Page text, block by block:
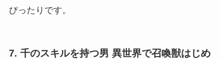
ぴったりです。
7. 千のスキルを持つ男 異世界で召喚獣はじめ